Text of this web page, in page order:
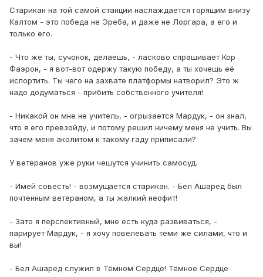
Старикан на той самой станции наслаждается горящим внизу
Калтом - это победа не Эреба, и даже не Лоргара, а его и
только его.
- Что же ты, сучонок, делаешь, - ласково спрашивает Кор
Фаэрон, - я вот-вот одержу такую победу, а ты хочешь её
испортить. Ты чего на захвате платформы натворил? Это ж
надо додуматься - прибить собственного учителя!
- Никакой он мне не учитель, - огрызается Мардук, - он знал,
что я его превзойду, и потому решил ничему меня не учить. Вы
зачем меня аколитом к такому гаду приписали?
У ветеранов уже руки чешутся учинить самосуд.
- Имей совесть! - возмущается старикан. - Бел Ашаред был
почтенным ветераном, а ты жалкий неофит!
- Зато я перспективный, мне есть куда развиваться, -
парирует Мардук, - я хочу повелевать теми же силами, что и
вы!
- Бел Ашаред служил в Тёмном Сердце! Тёмное Сердце